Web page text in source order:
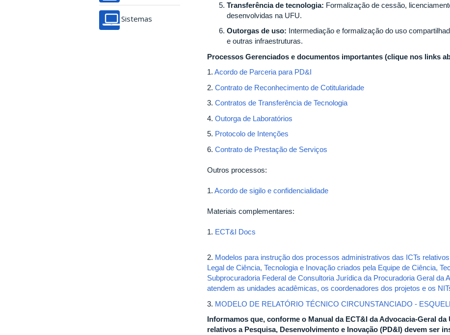
Sistemas
Transferência de tecnologia: Formalização de cessão,
desenvolvidas na UFU.
Outorgas de uso: Intermediação e formalização do uso
e outras infraestruturas.
Processos Gerenciados e documentos importantes (clique nos links
1. Acordo de Parceria para PD&I
2. Contrato de Reconhecimento de Cotitularidade
3. Contratos de Transferência de Tecnologia
4. Outorga de Laboratórios
5. Protocolo de Intenções
6. Contrato de Prestação de Serviços
Outros processos:
1. Acordo de sigilo e confidencialidade
Materiais complementares:
1. ECT&I Docs
2. Modelos para instrução dos processos administrativos das ICTs
Legal de Ciência, Tecnologia e Inovação criados pela Equipe de Ciência,
Subprocuradoria Federal de Consultoria Jurídica da Procuradoria Geral da
atendem as unidades acadêmicas, os coordenadores dos projetos e os
3. MODELO DE RELATÓRIO TÉCNICO CIRCUNSTANCIADO -
Informamos que, conforme o Manual da ECT&I da Advocacia-Geral
relativos a Pesquisa, Desenvolvimento e Inovação (PD&I) devem ser